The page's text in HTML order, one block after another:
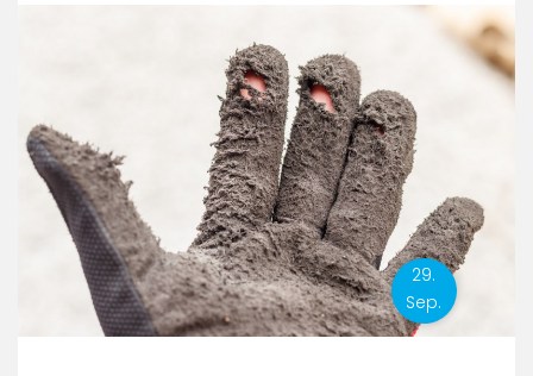
29.
Sep.